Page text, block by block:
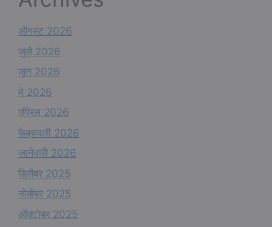
ऑगस्ट 2026
जुलै 2026
जून 2026
मे 2026
एप्रिल 2026
फेब्रुवारी 2026
जानेवारी 2026
डिसेंबर 2025
नोव्हेंबर 2025
ऑक्टोबर 2025